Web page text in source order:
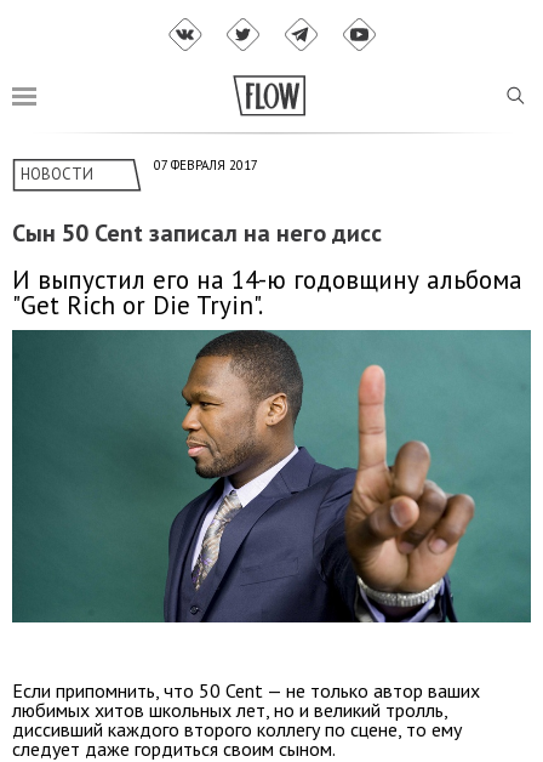
НОВОСТИ 07 ФЕВРАЛЯ 2017
Сын 50 Cent записал на него дисс
И выпустил его на 14-ю годовщину альбома
"Get Rich or Die Tryin".
Если припомнить, что 50 Cent — не только автор ваших
любимых хитов школьных лет, но и великий тролль,
диссивший каждого второго коллегу по сцене, то ему
следует даже гордиться своим сыном.